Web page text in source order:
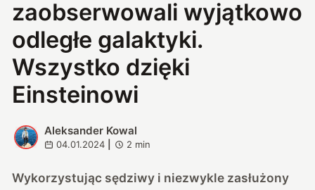
zaobserwowali wyjątkowo
odległe galaktyki.
Wszystko dzięki
Einsteinowi
A
Aleksander Kowal
04.01.2024 2 min
Wykorzystując sędziwy i niezwykle zasłużony